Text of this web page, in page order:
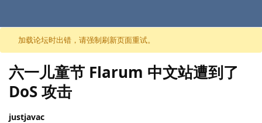
跳至内容
加载论坛时出错，请强制刷新页面重试。
六一儿童节 Flarum 中文站遭到了
DoS 攻击
justjavac